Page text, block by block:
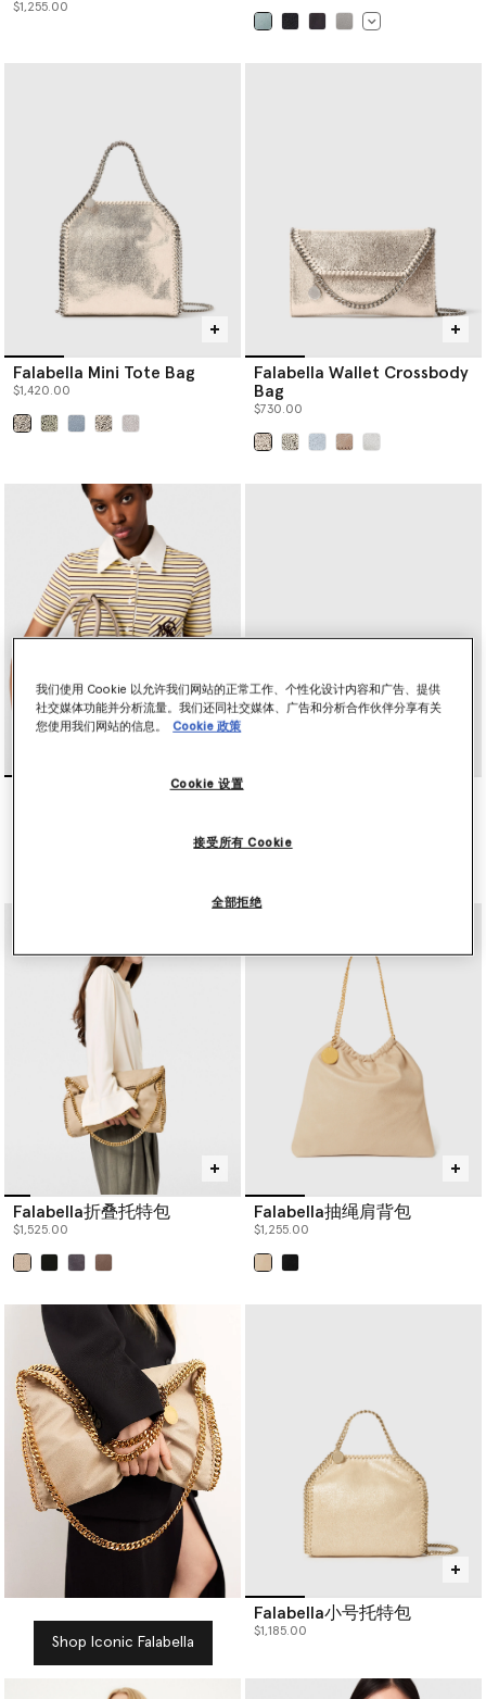
$1,255.00
Falabella Mini Tote Bag
$1,420.00
Falabella Wallet Crossbody
Bag
$730.00
Ryder Medium Shoulder
Falabella折叠托特包
$1,525.00
Falabella抽绳肩背包
$1,255.00
Shop Iconic Falabella
Falabella小号托特包
$1,185.00
我们使用 Cookie 以允许我们网站的正常工作、个性化设计内容和广告、提供
社交媒体功能并分析流量。我们还同社交媒体、广告和分析合作伙伴分享有关
您使用我们网站的信息。
Cookie 政策
Cookie 设置
全部拒绝
接受所有 Cookie